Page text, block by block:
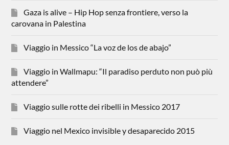
Gaza is alive – Hip Hop senza frontiere, verso la
carovana in Palestina
Viaggio in Messico “La voz de los de abajo”
Viaggio in Wallmapu: “Il paradiso perduto non può più
attendere”
Viaggio sulle rotte dei ribelli in Messico 2017
Viaggio nel Mexico invisible y desaparecido 2015